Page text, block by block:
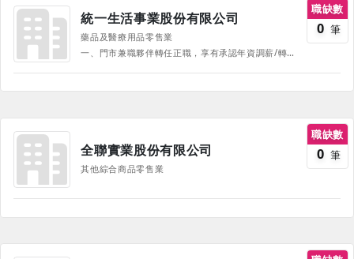
統一生活事業股份有限公司
藥品及醫療用品零售業
一、門市兼職夥伴轉任正職，享有承認年資調薪/轉特別假福利 二、門市晨班、夜班津貼 1.於07時~08時上班，毎小時加發55元 2.於22時~23時上班，毎小時加發55元（固定晚班除外） 3.於23時~07時上班，毎小時加發70元（固定晚班除外） 三、門市【藥師/門市助理/店職員/店副理/店經理】獎金 1.年終獎金 2.勞績獎金 3.單品銷售獎金 (門市助理無) 4.營運獎金 (門市助理/兼職人員無) 四、年節賀禮、補助與獎勵 1.福委會福利 (三節、生日禮、結婚禮金、生育祝賀金、喪葬慰問金、子女教育補助、子女獎學金、正職人員享旅遊券) 2.正職夥伴另有結婚補助 五、福儲信託：正職夥伴提撥公司再加碼，累積另一筆退休金！ 六、資深員工獎勵 七、夥伴身心照顧：設置【勞工安全衛生管理師】、【護理師】 ＊榮獲2025年企業防疫聯盟-防疫尖兵獎金獎。 ＊臺北市政府衛生局「優良哺集乳室認證」。 ＊2022年康健雜誌「CHR健康企業公民」許諾企業。 ※ 福利項目可能依職位及聘任方式不同而有不同適用，實際職缺福利依公司最新規定為準。
職缺數
0 筆
全聯實業股份有限公司
其他綜合商品零售業
職缺數
0 筆